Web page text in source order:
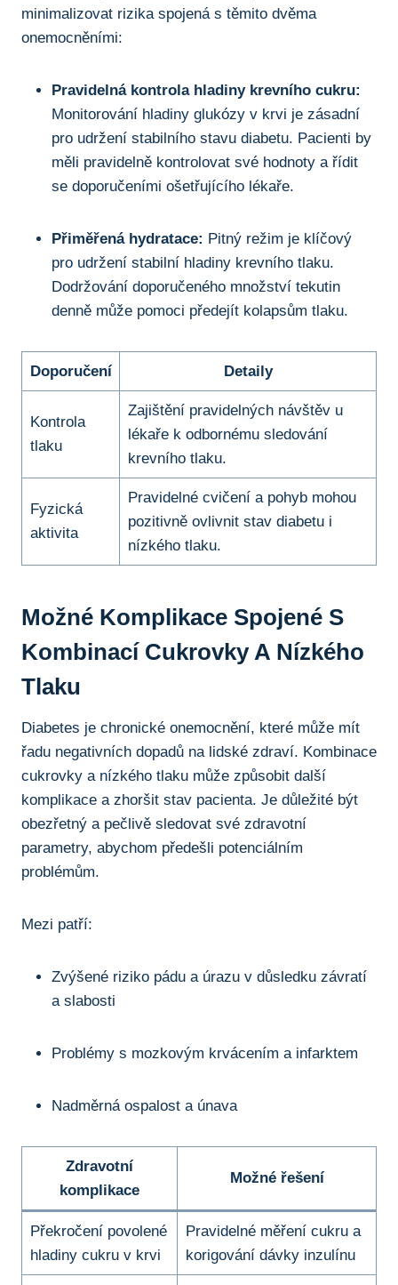
minimalizovat rizika spojená s těmito dvěma
onemocněními:
Pravidelná kontrola hladiny krevního cukru:
Monitorování hladiny glukózy v krvi je zásadní
pro udržení stabilního stavu diabetu. Pacienti by
měli pravidelně kontrolovat své hodnoty a řídit
se doporučeními ošetřujícího lékaře.
Přiměřená hydratace: Pitný režim je klíčový
pro udržení stabilní hladiny krevního tlaku.
Dodržování doporučeného množství tekutin
denně může pomoci předejít kolapsům tlaku.
Doporučení Detaily
Kontrola
tlaku
Zajištění pravidelných návštěv u
lékaře k odbornému sledování
krevního tlaku.
Fyzická
aktivita
Pravidelné cvičení a pohyb mohou
pozitivně ovlivnit stav diabetu i
nízkého tlaku.
Možné Komplikace Spojené S
Kombinací Cukrovky A Nízkého
Tlaku
Diabetes je chronické onemocnění, které může mít
řadu negativních dopadů na lidské zdraví. Kombinace
cukrovky a nízkého tlaku může způsobit další
komplikace a zhoršit stav pacienta. Je důležité být
obezřetný a pečlivě sledovat své zdravotní
parametry, abychom předešli potenciálním
problémům.
Mezi patří:
Zvýšené riziko pádu a úrazu v důsledku závratí
a slabosti
Problémy s mozkovým krvácením a infarktem
Nadměrná ospalost a únava
Zdravotní
komplikace
Možné řešení
Překročení povolené
hladiny cukru v krvi
Pravidelné měření cukru a
korigování dávky inzulínu